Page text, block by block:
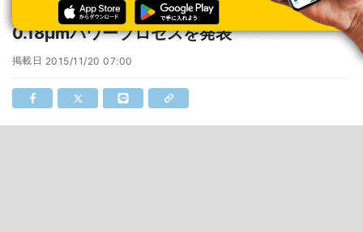
TowerJazz、30Vデバイス向け低オン抵抗
0.18μmパワープロセスを発表
掲載日 2015/11/20 07:00